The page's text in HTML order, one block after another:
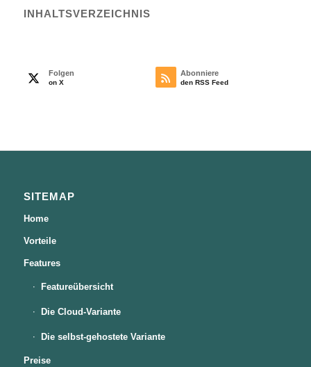
INHALTS­VERZEICHNIS
Folgen
on X
Abonniere
den RSS Feed
SITEMAP
Home
Vorteile
Features
Featureübersicht
Die Cloud-Variante
Die selbst-gehostete Variante
Preise